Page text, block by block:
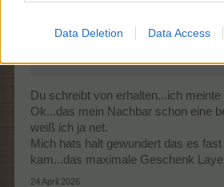
Data Deletion Data Access
am Tagerhalten.
Du schreibt von erhalten...ich
Ok...das mein Nachbar schon eine
weiß ich ja net.
Mich hats halt gewundert das es fast
kam...das maximale Geschenk
24 April 2026